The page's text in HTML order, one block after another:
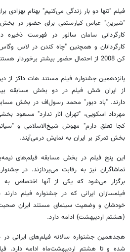
فیلم "تنها دو بار زندگی می‌کنیم" بهنام
"شیرین" عباس کیارستمی برای حضور در بخش
کارگردانی سامان سالور در فهرست
کارگردانان و همچنین "چاه کندن در لاس
کن 2008 از احتمال حضور بیشتر برخوردار هستند.
پانزدهمین جشنواره فیلم مستند هات داکز از
از ایران شش فیلم در دو بخش مسابقه
دارند. "باد دبور" محمد رسول‌اف در بخش
مهرداد اسکویی، "تهران انار ندارد" مسعود
کجا تعلق دارم" مهوش شیخ‌الاسلامی و
بخش تمرکز بر ایران به نمایش درمی‌آیند.
این پنج فیلم در بخش مسابقه فیلم‌های
تماشاگران نیز به رقابت می‌پردازند. در
برگزار می‌شود که یکی از آنها اختصاص به
فیلمسازان ایرانی که در جشنواره فیلم
(هشتم اردیبهشت) ادامه دارد.
هجدهمین
شده و تا هشتم اردیبهشت‌ماه ادامه دارد.